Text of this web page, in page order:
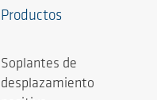
Productos
Soplantes de
desplazamiento